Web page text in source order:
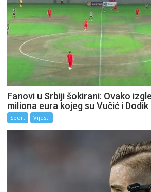
Fanovi u Srbiji šokirani: Ovako
miliona eura kojeg su Vučić i
Sport Vijesti